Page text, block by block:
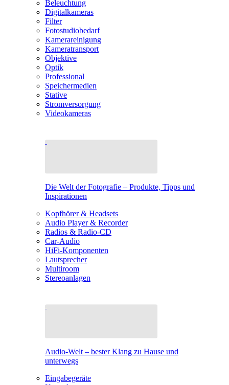
Beleuchtung
Digitalkameras
Filter
Fotostudiobedarf
Kamerareinigung
Kameratransport
Objektive
Optik
Professional
Speichermedien
Stative
Stromversorgung
Videokameras
Die Welt der Fotografie – Produkte, Tipps und
Inspirationen
Kopfhörer & Headsets
Audio Player & Recorder
Radios & Radio-CD
Car-Audio
HiFi-Komponenten
Lautsprecher
Multiroom
Stereoanlagen
Audio-Welt – bester Klang zu Hause und
unterwegs
Eingabegeräte